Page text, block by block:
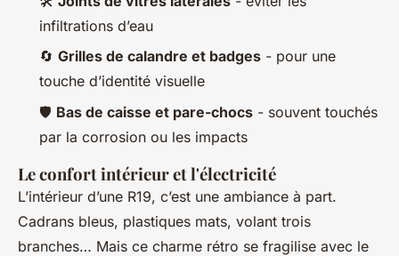
infiltrations d’eau
🔄 Grilles de calandre et badges - pour une
touche d’identité visuelle
🛡️ Bas de caisse et pare-chocs - souvent touchés
par la corrosion ou les impacts
Le confort intérieur et l'électricité
L’intérieur d’une R19, c’est une ambiance à part.
Cadrans bleus, plastiques mats, volant trois
branches… Mais ce charme rétro se fragilise avec le